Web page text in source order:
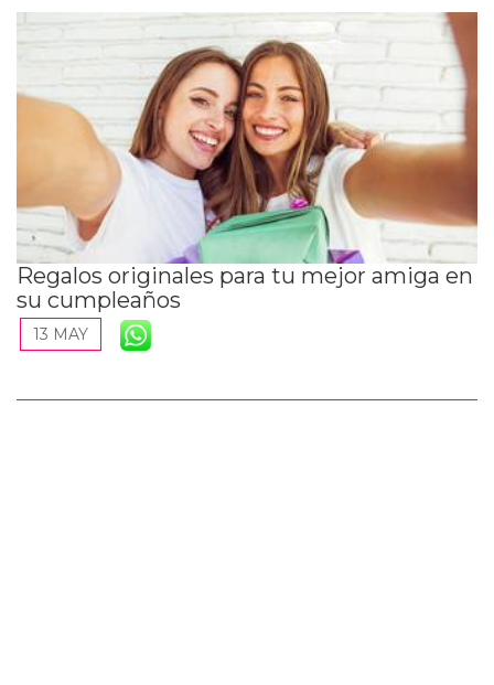
Regalos originales para tu mejor amiga en
su cumpleaños
13 MAY